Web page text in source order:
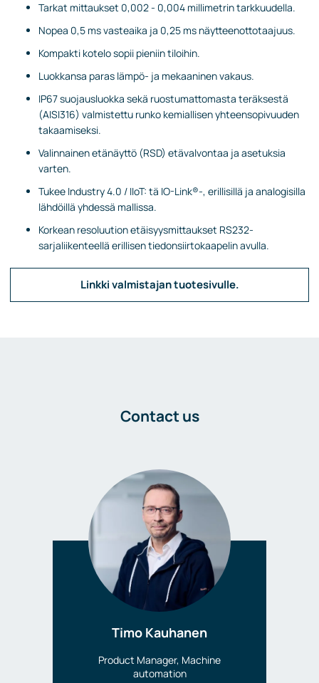
Tarkat mittaukset 0,002 - 0,004 millimetrin tarkkuudella.
Nopea 0,5 ms vasteaika ja 0,25 ms näytteenottotaajuus.
Kompakti kotelo sopii pieniin tiloihin.
Luokkansa paras lämpö- ja mekaaninen vakaus.
IP67 suojausluokka sekä ruostumattomasta teräksestä
(AISI316) valmistettu runko kemiallisen yhteensopivuuden
takaamiseksi.
Valinnainen etänäyttö (RSD) etävalvontaa ja asetuksia
varten.
Tukee Industry 4.0 / IIoT: tä IO-Link®-, erillisillä ja analogisilla
lähdöillä yhdessä mallissa.
Korkean resoluution etäisyysmittaukset RS232-
sarjaliikenteellä erillisen tiedonsiirtokaapelin avulla.
Linkki valmistajan tuotesivulle.
Contact us
Timo Kauhanen
Product Manager, Machine
automation